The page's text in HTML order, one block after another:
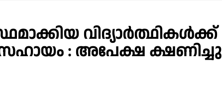
വിദ്യാര്‍ത്ഥികൾക്ക്
: അപേക്ഷ ക്ഷണിച്ചു